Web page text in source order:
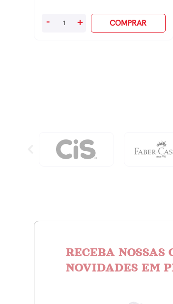
Marcador
- + COMPRAR
RECEBA NOSSAS
NOVIDADES EM